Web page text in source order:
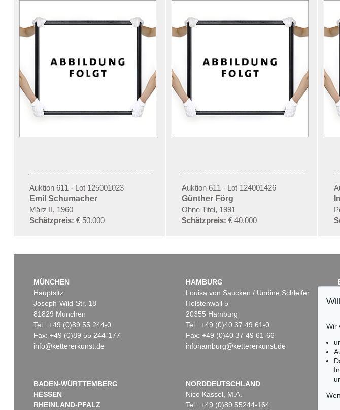
Auktion 611 - Lot 125001023
Emil Schumacher
März II, 1960
Schätzpreis: € 50.000
Auktion 611 - Lot 124001426
Günther Förg
Ohne Titel, 1991
Schätzpreis: € 40.000
MÜNCHEN
Hauptsitz
Joseph-Wild-Str. 18
81829 München
Tel.: +49 (0)89 55 244-0
Fax: +49 (0)89 55 244-177
info@kettererkunst.de
HAMBURG
Louisa von Saucken / Undine Schleifer
Holstenwall 5
20355 Hamburg
Tel.: +49 (0)40 37 49 61-0
Fax: +49 (0)40 37 49 61-66
infohamburg@kettererkunst.de
BADEN-WÜRTTEMBERG
HESSEN
RHEINLAND-PFALZ
NORDDEUTSCHLAND
Nico Kassel, M.A.
Tel.: +49 (0)89 55244-164
Wir